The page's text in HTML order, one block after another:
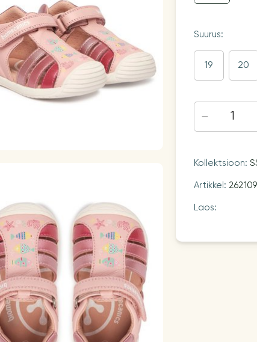
Suurus:
19 20
Kollektsioon:
Artikkel:
Laos: